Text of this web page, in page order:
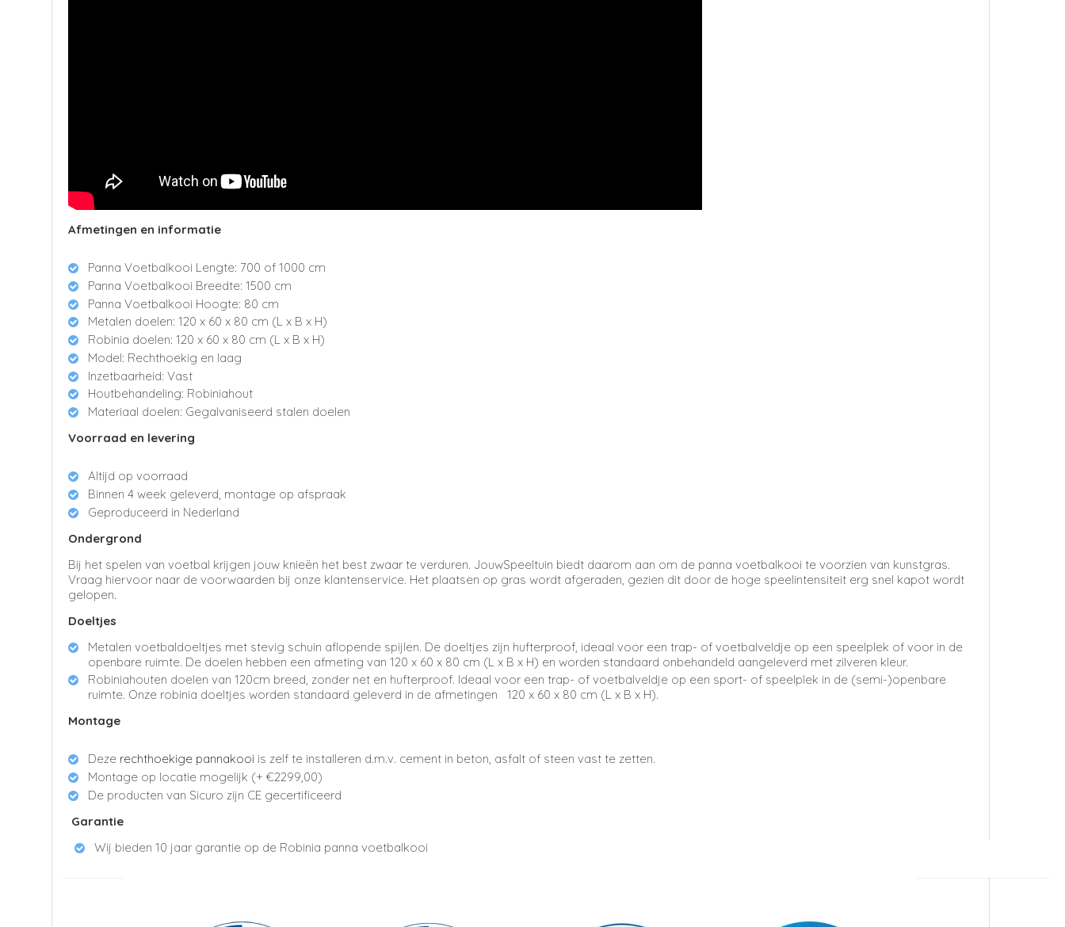
Afmetingen en informatie
Panna Voetbalkooi Lengte: 700 of 1000 cm
Panna Voetbalkooi Breedte: 1500 cm
Panna Voetbalkooi Hoogte: 80 cm
Metalen doelen: 120 x 60 x 80 cm (L x B x H)
Robinia doelen: 120 x 60 x 80 cm (L x B x H)
Model: Rechthoekig en laag
Inzetbaarheid: Vast
Houtbehandeling: Robiniahout
Materiaal doelen: Gegalvaniseerd stalen doelen
Voorraad en levering
Altijd op voorraad
Binnen 4 week geleverd, montage op afspraak
Geproduceerd in Nederland
Ondergrond
Bij het spelen van voetbal krijgen jouw knieën het best zwaar te verduren. JouwSpeeltuin biedt daarom aan om de panna voetbalkooi te voorzien van kunstgras.
Vraag hiervoor naar de voorwaarden bij onze klantenservice. Het plaatsen op gras wordt afgeraden, gezien dit door de hoge speelintensiteit erg snel kapot wordt
gelopen.
Doeltjes
Metalen voetbaldoeltjes met stevig schuin aflopende spijlen. De doeltjes zijn hufterproof, ideaal voor een trap- of voetbalveldje op een speelplek of voor in de
openbare ruimte. De doelen hebben een afmeting van 120 x 60 x 80 cm (L x B x H) en worden standaard onbehandeld aangeleverd met zilveren kleur.
Robiniahouten doelen van 120cm breed, zonder net en hufterproof. Ideaal voor een trap- of voetbalveldje op een sport- of speelplek in de (semi-)openbare
ruimte. Onze robinia doeltjes worden standaard geleverd in de afmetingen
120 x 60 x 80 cm (L x B x H).
Montage
Deze rechthoekige pannakooi is zelf te installeren d.m.v. cement in beton, asfalt of steen vast te zetten.
Montage op locatie mogelijk (+ €2299,00)
De producten van Sicuro zijn CE gecertificeerd
Garantie
Wij bieden 10 jaar garantie op de Robinia panna voetbalkooi